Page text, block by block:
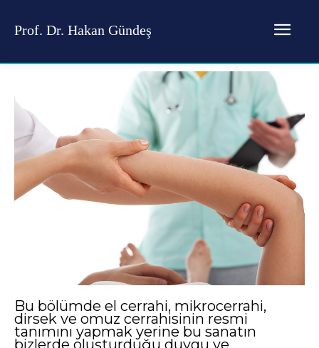
Prof. Dr. Hakan Gündeş
Bu bölümde el cerrahi, mikrocerrahi,
dirsek ve omuz cerrahisinin resmi
tanımını yapmak yerine bu sanatın
bizlerde oluşturduğu duygu ve